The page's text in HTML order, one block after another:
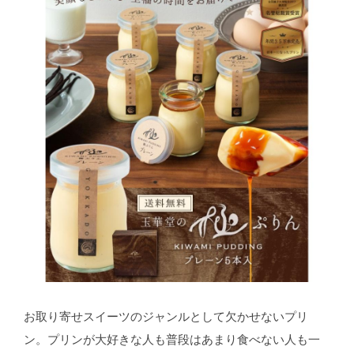
お取り寄せスイーツのジャンルとして欠かせないプリ
ン。プリンが大好きな人も普段はあまり食べない人も一